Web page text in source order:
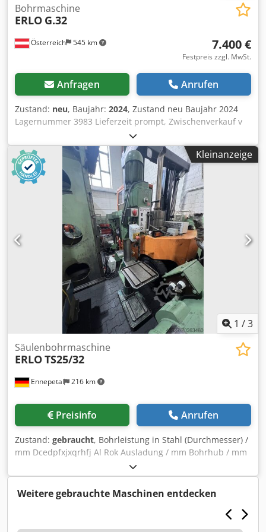
Österreich 545 km
Bohrmaschine
ERLO G.32
7.400 €
Festpreis zzgl. MwSt.
Anfragen Anrufen
Zustand: neu, Baujahr: 2024, Zustand neu Baujahr 2024
Lagernummer 3983 Lieferzeit prompt, Zwischenverkauf v
Ursprungsland Spanien Preis 7400 € Leasingrate 142.82 €
Bestseller 1 Lagernd 1 Bohrleistung in Baustahl 32 mm
Aufnahme MK 3 Ausladung 250 mm Drehzahlen 65 - 125 -
185 - 365 - 54 U/min Motor 1,8 / 2,6 kW
Gewindeschneidleistung M24 Länge 600 mm Breite 640
mm Höhe 2020 mm Gewicht 260 kg Säulendurchmesser
100 mm Abstand Spindel - Tisch 85 - 635 mm Abstand
Spindel - Fuß 1.170 mm Tisch 300 x 270 mm Fußgröße 600
x 380 mm Dsdpfx Alowirzro Reck Pinolenhub 120 mm ERLO
(MADE IN SPAIN) FÜR DEN ANSPRUCHSVOLLEN
WERKSTATTEINSATZ Getriebe Bohrmaschine manueller
Vorschub Links-Rechtslauf Tisch mit T-Nuten Bohrtiefe
einstellbar Bohrerauswerfer Bohrfutterschutz Entspricht
CE Betriebsanleitung in DEUTSCH OPTIONEN (PREISE AUF
ANFRAGE): Arbeitsleuchte Kühlmitteleinrichtung und
Maschinenfuß mit T-Nuten Gewindeschneidvorrichtung
LIEFERZEIT MIT OPTIONEN CA. 6 WOCHEN.
Kleinanzeige
1 /3
Ennepetal 216 km
Säulenbohrmaschine
ERLOTS25/32
Preisinfo Anrufen
Zustand: gebraucht, Bohrleistung in Stahl (Durchmesser) /
mm Dcedpfxjxqrhfj Al Rok Ausladung / mm Bohrhub / mm
Weitere gebrauchte Maschinen entdecken